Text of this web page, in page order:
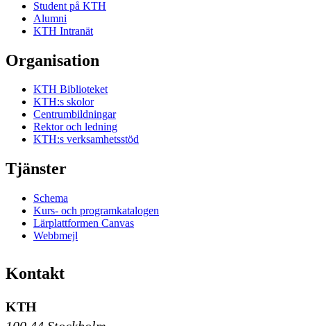
Student på KTH
Alumni
KTH Intranät
Organisation
KTH Biblioteket
KTH:s skolor
Centrumbildningar
Rektor och ledning
KTH:s verksamhetsstöd
Tjänster
Schema
Kurs- och programkatalogen
Lärplattformen Canvas
Webbmejl
Kontakt
KTH